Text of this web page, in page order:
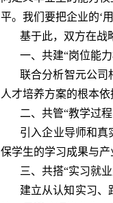
平。我们要把企业的‘
基于此，双方在战
一、共建“岗位能
联合分析智元公司
人才培养方案的根本依
二、共管“教学过
引入企业导师和真
保学生的学习成果与产
三、共搭“实习就
建立从认知实习、